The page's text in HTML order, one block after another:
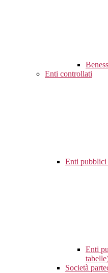
Enti controllati
Enti
Enti
Società